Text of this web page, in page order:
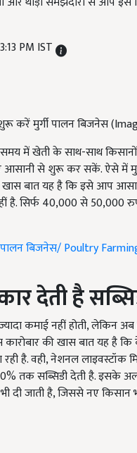
PM IST
करें मुर्गी पालन बिजनेस
में खेती के साथ-साथ
आसानी से शुरू कर सकें. ऐसे में
बात यह है कि इसे आप
है. सिर्फ 40,000 से
पालन बिजनेस/ Poultry
देती है
कमाई नहीं होती, लेकिन
की खास बात यह है
रही है. वही, नेशनल
तक सब्सिडी देती है. इसके
भी दी जाती है, जिससे नए